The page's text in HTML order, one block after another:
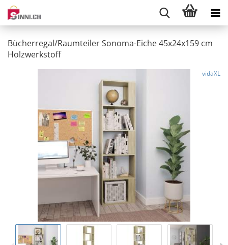
Bücherregal/Raumteiler Sonoma-Eiche 45x24x159 cm
Holzwerkstoff
vidaXL